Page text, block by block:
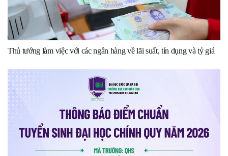
Thủ tướng làm việc với các ngân hàng về lãi suất, tín dụng và tỷ giá